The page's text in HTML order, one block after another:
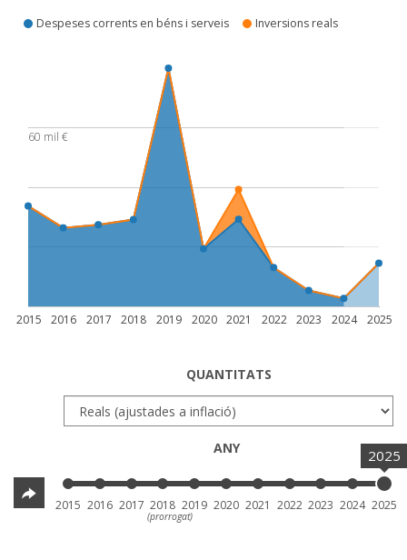
Com es gasta?
Despeses corrents en béns i serveis Inversions reals
2015 2016 2017 2018 2019 2020 2021 2022 2023 2024 2025
60 mil €
QUANTITATS
ANY 2025
2015 2016 2017 2018
(prorrogat)
2019 2020 2021 2022 2023 2024 2025